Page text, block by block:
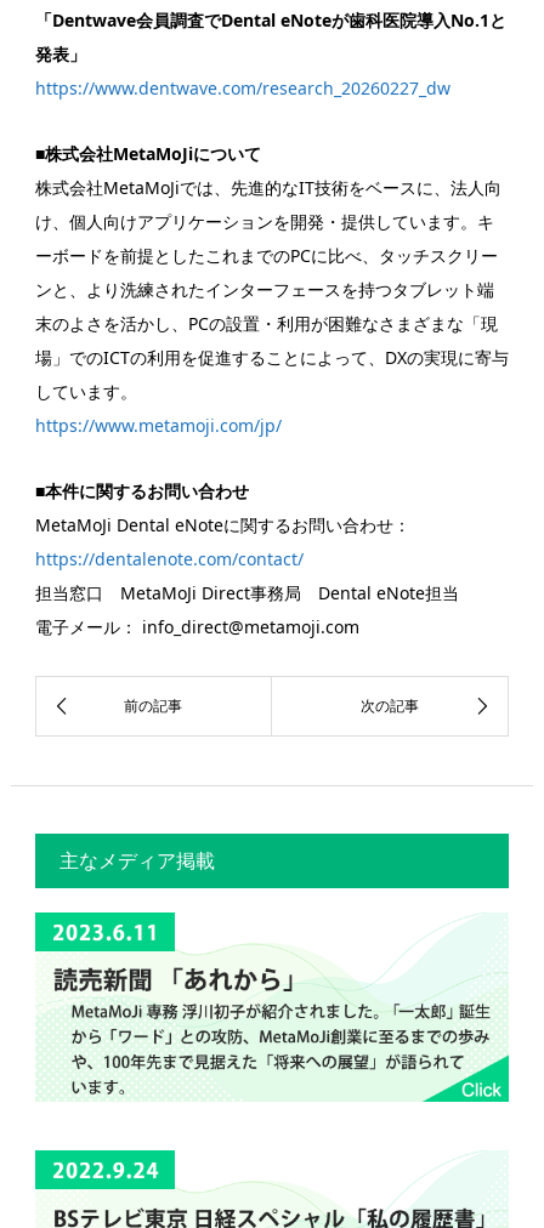
「Dentwave会員調査でDental eNoteが歯科医院導入No.1と
発表」
https://www.dentwave.com/research_20260227_dw
■株式会社MetaMoJiについて
株式会社MetaMoJiでは、先進的なIT技術をベースに、法人向
け、個人向けアプリケーションを開発・提供しています。キ
ーボードを前提としたこれまでのPCに比べ、タッチスクリー
ンと、より洗練されたインターフェースを持つタブレット端
末のよさを活かし、PCの設置・利用が困難なさまざまな「現
場」でのICTの利用を促進することによって、DXの実現に寄与
しています。
https://www.metamoji.com/jp/
■本件に関するお問い合わせ
MetaMoJi Dental eNoteに関するお問い合わせ：
https://dentalenote.com/contact/
担当窓口 MetaMoJi Direct事務局 Dental eNote担当
電子メール： info_direct@metamoji.com
主なメディア掲載